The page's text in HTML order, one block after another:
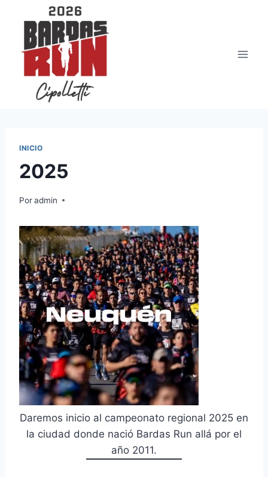
contenido
INICIO
2025
Poradmin
Daremos inicio al campeonato regional 2025 en
la ciudad donde nació Bardas Run allá por el
año 2011.